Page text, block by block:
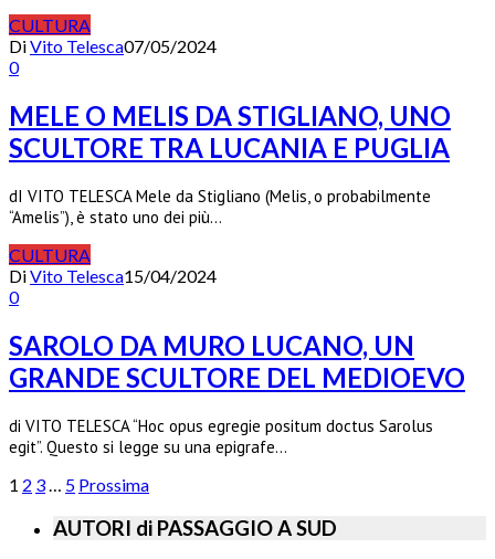
CULTURA
DiVito Telesca07/05/2024
0
MELE O MELIS DA STIGLIANO, UNO
SCULTORE TRA LUCANIA E PUGLIA
dI VITO TELESCA Mele da Stigliano (Melis, o probabilmente
“Amelis”), è stato uno dei più…
CULTURA
DiVito Telesca15/04/2024
0
SAROLO DA MURO LUCANO, UN
GRANDE SCULTORE DEL MEDIOEVO
di VITO TELESCA “Hoc opus egregie positum doctus Sarolus
egit”. Questo si legge su una epigrafe…
1 2 3… 5 Prossima
AUTORI di PASSAGGIO A SUD